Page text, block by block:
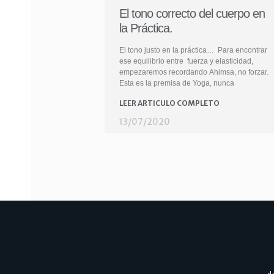
El tono correcto del cuerpo en
la Práctica.
El tono justo en la práctica… Para encontrar
ese equilibrio entre fuerza y elasticidad,
empezaremos recordando Ahimsa, no forzar.
Esta es la premisa de Yoga, nunca
LEER ARTICULO COMPLETO
13/07/2020